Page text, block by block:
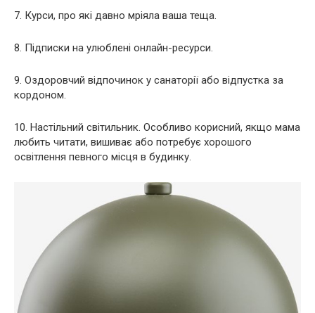
7. Курси, про які давно мріяла ваша теща.
8. Підписки на улюблені онлайн-ресурси.
9. Оздоровчий відпочинок у санаторії або відпустка за
кордоном.
10. Настільний світильник. Особливо корисний, якщо мама
любить читати, вишиває або потребує хорошого
освітлення певного місця в будинку.